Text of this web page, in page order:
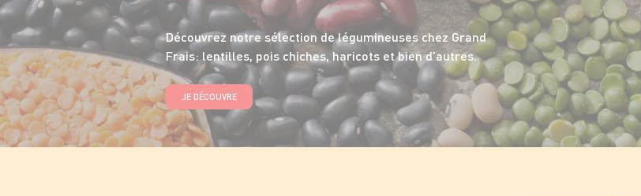
Découvrez notre sélection de légumineuses chez Grand
Frais: lentilles, pois chiches, haricots et bien d'autres.
JE DÉCOUVRE